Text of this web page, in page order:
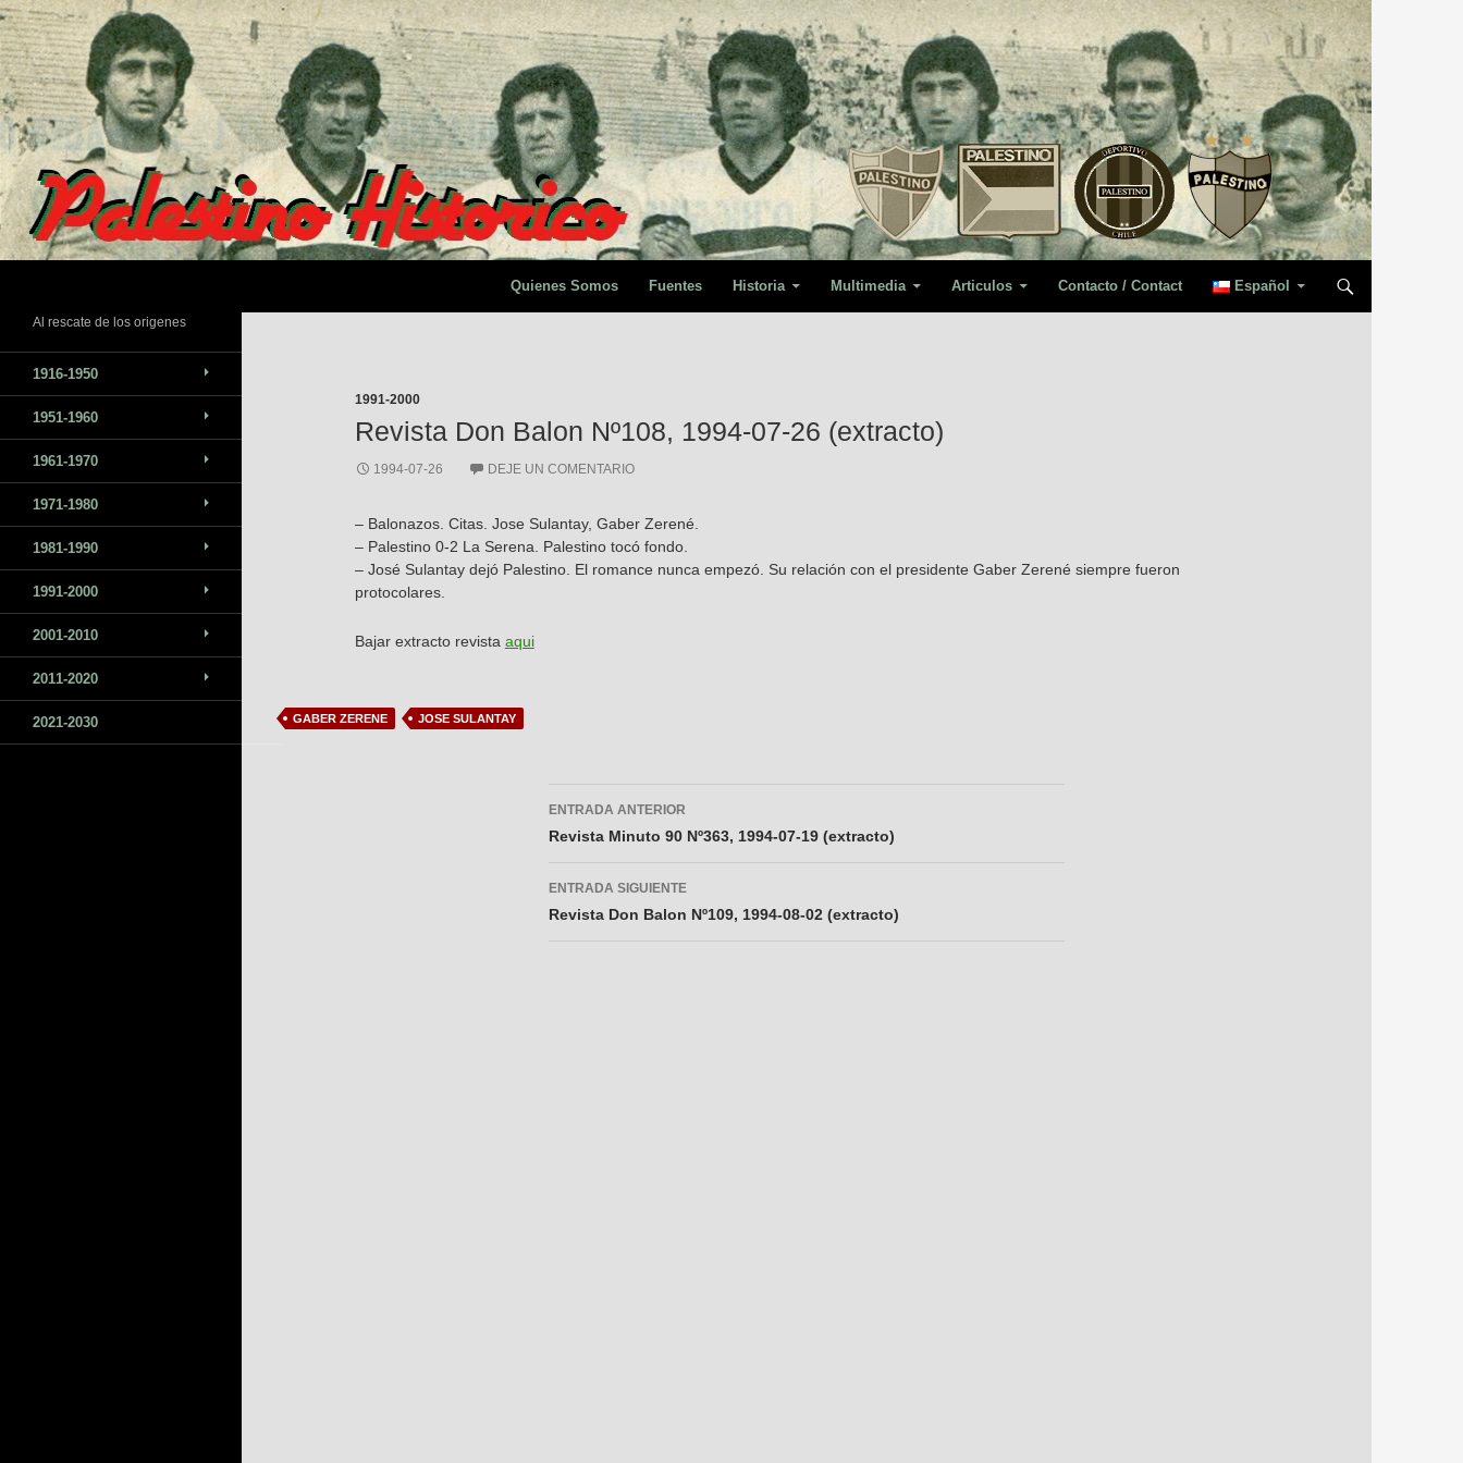
Saltar
al
contenido
Quienes Somos Fuentes Historia Multimedia Articulos Contacto / Contact Español
1991-2000
Revista Don Balon Nº108, 1994-07-26 (extracto)
1994-07-26 DEJE UN COMENTARIO
– Balonazos. Citas. Jose Sulantay, Gaber Zerené.
– Palestino 0-2 La Serena. Palestino tocó fondo.
– José Sulantay dejó Palestino. El romance nunca empezó. Su relación con el presidente Gaber Zerené siempre fueron
protocolares.
Bajar extracto revista aqui
GABER ZERENE JOSE SULANTAY
Navegador
de
entradas
ENTRADA ANTERIOR
Revista Minuto 90 Nº363, 1994-07-19 (extracto)
ENTRADA SIGUIENTE
Revista Don Balon Nº109, 1994-08-02 (extracto)
Al rescate de los origenes
1916-1950
1951-1960
1961-1970
1971-1980
1981-1990
1991-2000
2001-2010
2011-2020
2021-2030